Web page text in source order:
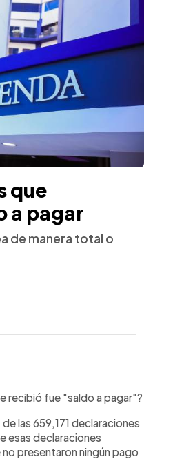
que
a pagar
de manera total o
recibió fue "saldo a pagar"?
, de las 659,171 declaraciones
esas declaraciones
presentaron ningún pago